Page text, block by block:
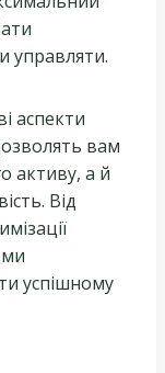
управляти.
аспекти
вам
активу, а й
Від
успішному